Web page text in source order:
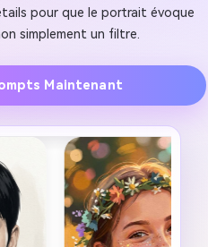
pour que le portrait évoque
simplement un filtre.
Maintenant